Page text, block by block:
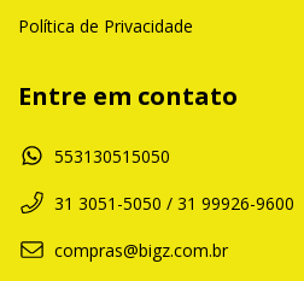
Política de Privacidade
Entre em contato
553130515050
31 3051-5050 / 31 99926-9600
compras@bigz.com.br